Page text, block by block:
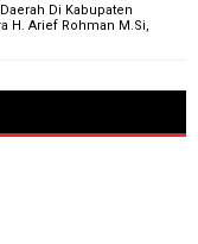
Di Kabupaten
H. Arief Rohman M.Si,